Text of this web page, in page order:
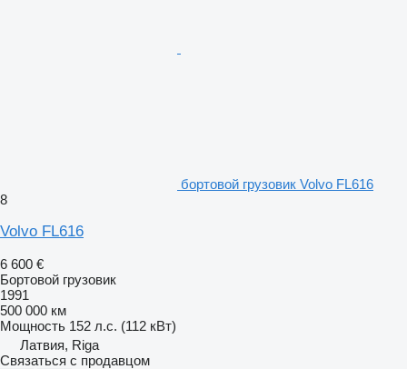
бортовой грузовик Volvo FL616
8
Volvo FL616
6 600 €
Бортовой грузовик
1991
500 000 км
Мощность 152 л.с. (112 кВт)
Латвия, Riga
Связаться с продавцом